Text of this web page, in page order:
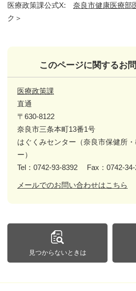
医療政策課公式X: 奈良市健康医療部
ク＞
このページに関するお
医療政策課
直通
〒630-8122
奈良市三条本町13番1号
はぐくみセンター（奈良市保健所
ー）
Tel：0742-93-8392
Fax：0742-
メールでのお問い合わせはこちら
見つからないときは